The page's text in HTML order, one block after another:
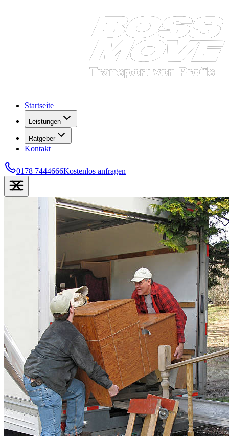
Startseite
Leistungen
Ratgeber
Kontakt
0178 7444666Kostenlos anfragen